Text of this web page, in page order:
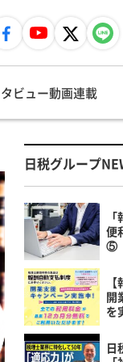
ビュー動画連載
日税グループ
便
⑤
開
を
日